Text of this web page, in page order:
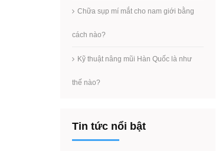
Chữa sụp mí mắt cho nam giới bằng
cách nào?
Kỹ thuật nâng mũi Hàn Quốc là như
thế nào?
Tin tức nổi bật